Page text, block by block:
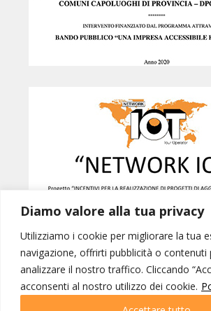
Diamo valore alla tua privacy
Utilizziamo i cookie per migliorare la tua
navigazione, offrirti pubblicità o contenuti
analizzare il nostro traffico. Cliccando
acconsenti al nostro utilizzo dei cookie.
Created byB42
NETWORK IOT © INTERNATIONAL
PORDENONE p.iva 01228770937 | IOT VIAGGI